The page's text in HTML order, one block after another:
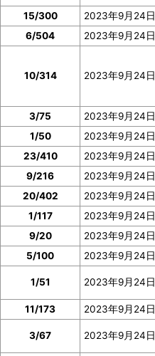
15/300
2023年9月24日
6/504
2023年9月24日
10/314 2023年9月24日
3/75
2023年9月24日
1/50
2023年9月24日
23/410
2023年9月24日
9/216
2023年9月24日
20/402
2023年9月24日
1/117
2023年9月24日
9/20
2023年9月24日
5/100
2023年9月24日
1/51 2023年9月24日
11/173
2023年9月24日
3/67 2023年9月24日